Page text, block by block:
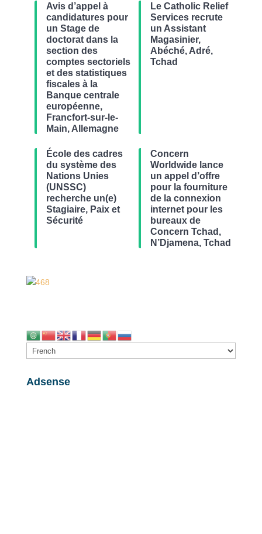
Avis d’appel à
candidatures pour
un Stage de
doctorat dans la
section des
comptes sectoriels
et des statistiques
fiscales à la
Banque centrale
européenne,
Francfort-sur-le-
Main, Allemagne
Le Catholic Relief
Services recrute
un Assistant
Magasinier,
Abéché, Adré,
Tchad
École des cadres
du système des
Nations Unies
(UNSSC)
recherche un(e)
Stagiaire, Paix et
Sécurité
Concern
Worldwide lance
un appel d’offre
pour la fourniture
de la connexion
internet pour les
bureaux de
Concern Tchad,
N’Djamena, Tchad
Adsense